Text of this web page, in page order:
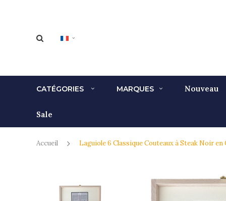
CATÉGORIES MARQUES Nouveau
Sale
Accueil Laguiole 6 Classique Couteaux à Steak Noir